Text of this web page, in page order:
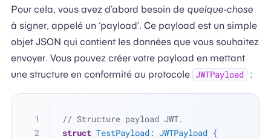
Pour cela, vous avez d’abord besoin de quelque-chose
à signer, appelé un ‘payload’. Ce payload est un simple
objet JSON qui contient les données que vous souhaitez
envoyer. Vous pouvez créer votre payload en mettant
une structure en conformité au protocole JWTPayload :
// Structure payload JWT.
struct TestPayload: JWTPayload {